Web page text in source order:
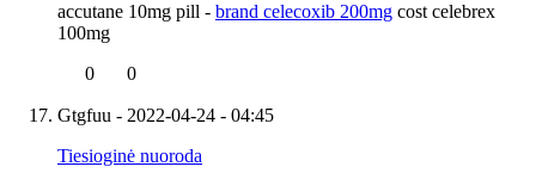
accutane 10mg pill - brand celecoxib 200mg cost celebrex
100mg
0
0
Gtgfuu - 2022-04-24 - 04:45
Tiesioginė nuoroda